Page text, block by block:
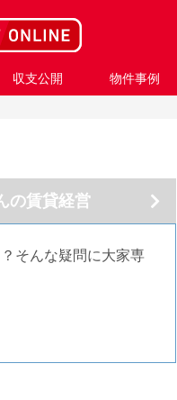
収支公開 物件事例
の賃貸経営
そんな疑問に大家専